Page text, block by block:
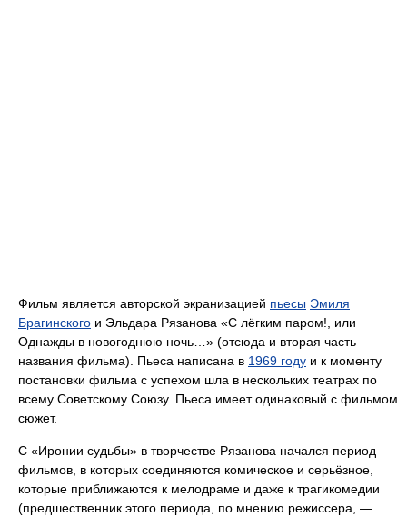
Фильм является авторской экранизацией пьесы Эмиля
Брагинского и Эльдара Рязанова «С лёгким паром!, или
Однажды в новогоднюю ночь…» (отсюда и вторая часть
названия фильма). Пьеса написана в 1969 году и к моменту
постановки фильма с успехом шла в нескольких театрах по
всему Советскому Союзу. Пьеса имеет одинаковый с фильмом
сюжет.
С «Иронии судьбы» в творчестве Рязанова начался период
фильмов, в которых соединяются комическое и серьёзное,
которые приближаются к мелодраме и даже к трагикомедии
(предшественник этого периода, по мнению режиссера, —